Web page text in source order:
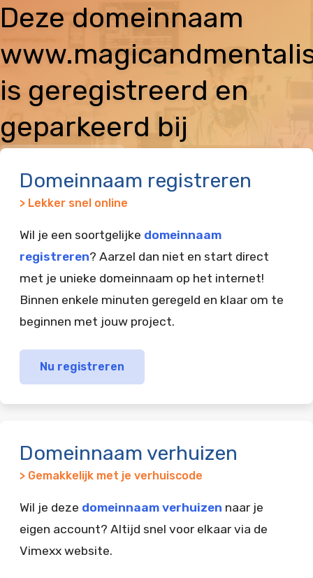
Deze domeinnaam
is geregistreerd en
geparkeerd bij
Domeinnaam registreren
> Lekker snel online
Wil je een soortgelijke domeinnaam
registreren? Aarzel dan niet en start direct
met je unieke domeinnaam op het internet!
Binnen enkele minuten geregeld en klaar om te
beginnen met jouw project.
Nu registreren
Domeinnaam verhuizen
> Gemakkelijk met je verhuiscode
Wil je deze domeinnaam verhuizen naar je
eigen account? Altijd snel voor elkaar via de
Vimexx website.